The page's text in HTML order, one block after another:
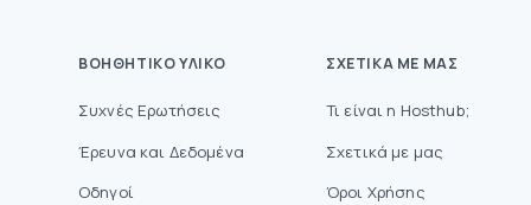
ΒΟΗΘΗΤΙΚΌ ΥΛΙΚΌ
Συχνές Ερωτήσεις
Έρευνα και Δεδομένα
Οδηγοί
ΣΧΕΤΙΚΆ ΜΕ ΜΑΣ
Τι είναι η Hosthub;
Σχετικά με μας
Όροι Χρήσης